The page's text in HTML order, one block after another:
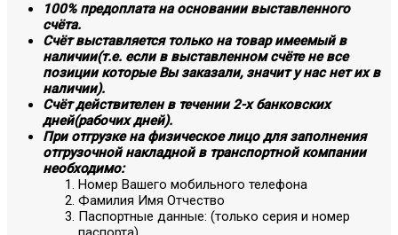
100% предоплата на основании выставленного
счёта.
Счёт выставляется только на товар имеемый в
наличии(т.е. если в выставленном счёте не все
позиции которые Вы заказали, значит у нас нет их в
наличии).
Счёт действителен в течении 2-х банковских
дней(рабочих дней).
При отгрузке на физическое лицо для заполнения
отгрузочной накладной в транспортной компании
необходимо:
Номер Вашего мобильного телефона
Фамилия Имя Отчество
Паспортные данные: (только серия и номер